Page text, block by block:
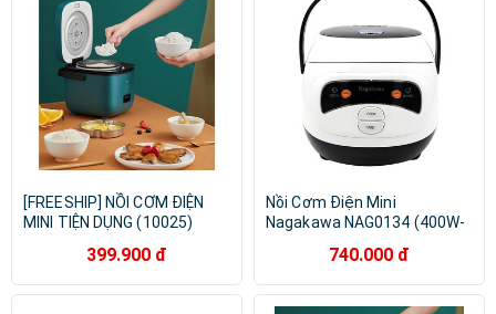
[FREESHIP] NỒI CƠM ĐIỆN
MINI TIỆN DỤNG (10025)
399.900 đ
Nồi Cơm Điện Mini
Nagakawa NAG0134 (400W-
740.000 đ